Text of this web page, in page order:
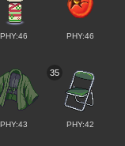
PHY:46 PHY:46
PHY:43
35
PHY:42